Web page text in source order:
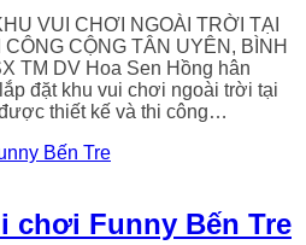
VUI CHƠI NGOÀI TRỜI TẠI
CỘNG TÂN UYÊN, BÌNH
TM DV Hoa Sen Hồng hân
đặt khu vui chơi ngoài trời tại
thiết kế và thi công…
chơi Funny Bến Tre